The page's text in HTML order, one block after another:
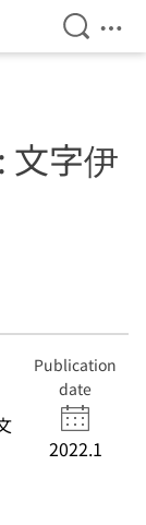
Open
文字伊
Publication
date
2022.1